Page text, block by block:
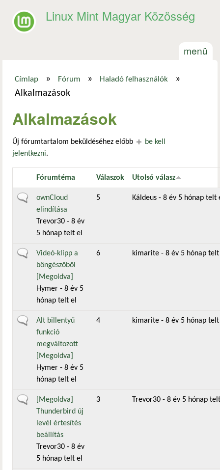
Linux Mint Magyar Közösség
menü
Jelenlegi hely
Címlap » Fórum » Haladó felhasználók
»
Alkalmazások
Alkalmazások
Új fórumtartalom beküldéséhez előbb
be kell
jelentkezni.
Fórumtéma Válaszok Utolsó válasz
Általános téma
ownCloud
elindítása
Trevor30 - 8 év
5 hónap telt el
5 Káldeus - 8 év 5 hónap telt
Általános téma
Videó-klipp a
böngészőből
[Megoldva]
Hymer - 8 év 5
hónap telt el
6 kimarite - 8 év 5 hónap
Általános téma
Alt billentyű
funkció
megváltozott
[Megoldva]
Hymer - 8 év 5
hónap telt el
4 kimarite - 8 év 5 hónap
Általános téma
[Megoldva]
Thunderbird új
levél értesítés
beállítás
Trevor30 - 8 év
5 hónap telt el
3 Trevor30 - 8 év 5 hónap